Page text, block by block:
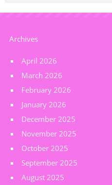
Archives
April 2026
March 2026
February 2026
January 2026
December 2025
November 2025
October 2025
September 2025
August 2025